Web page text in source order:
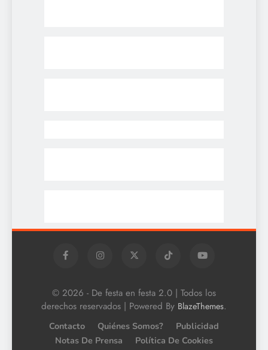
© 2026 - De festa en festa 2.0 | Todos los
derechos reservados | Powered By BlazeThemes.
Contacto Quiénes Somos?
Publicidad
Notas De Prensa
Política De Cookies